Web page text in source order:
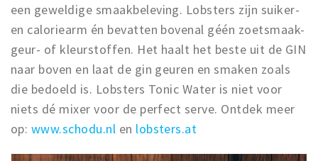
een geweldige smaakbeleving. Lobsters zijn suiker-
en caloriearm én bevatten bovenal géén zoetsmaak-
geur- of kleurstoffen. Het haalt het beste uit de GIN
naar boven en laat de gin geuren en smaken zoals
die bedoeld is. Lobsters Tonic Water is niet voor
niets dé mixer voor de perfect serve. Ontdek meer
op: www.schodu.nl en lobsters.at